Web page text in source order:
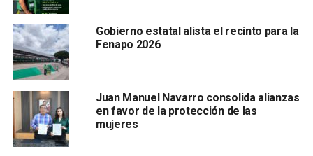
Durante los actos protocolarios, se convocó a los
funcionarios
Gobierno estatal alista el recinto para la
Fenapo 2026
Juan Manuel Navarro consolida alianzas
en favor de la protección de las
mujeres